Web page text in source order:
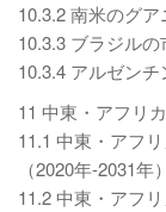
10.3.2 南米のグア
10.3.3 ブラジルの
10.3.4 アルゼンチ
11 中東・アフリ
11.1 中東・アフ
（2020年-2031年）
11.2 中東・アフ